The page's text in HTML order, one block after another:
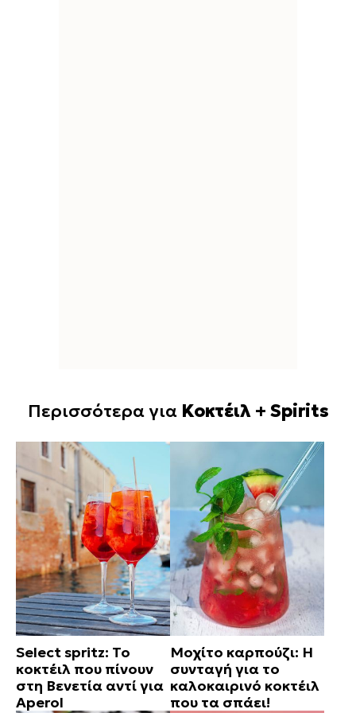
Περισσότερα για Κοκτέιλ + Spirits
Select spritz: Το
κοκτέιλ που πίνουν
στη Βενετία αντί για
Aperol
Μοχίτο καρπούζι: Η
συνταγή για το
καλοκαιρινό κοκτέιλ
που τα σπάει!